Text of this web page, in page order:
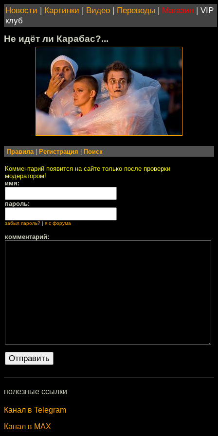
Новости | Картинки | Видео | Переводы | Магазин | VIP
клуб
Не идёт ли Карабас?...
Правила Регистрация Поиск
Комментарий появится на сайте только после проверки
модератором!
имя:
пароль:
забыл пароль? | я с форума
комментарий:
полезные ссылки
Канал в Telegram
Канал в MAX